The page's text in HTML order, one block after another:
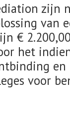
zijn
van
€
het
voor